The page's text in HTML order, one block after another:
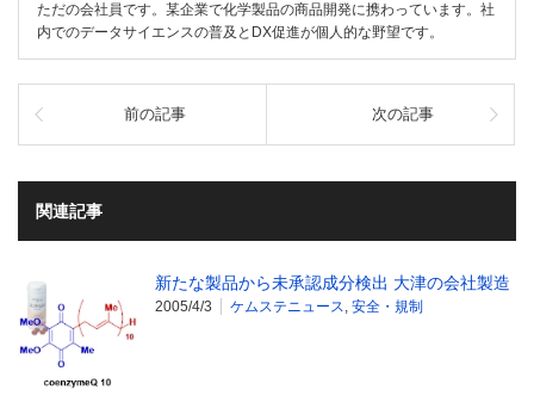
ただの会社員です。某企業で化学製品の商品開発に携わっています。社
内でのデータサイエンスの普及とDX促進が個人的な野望です。
前の記事 次の記事
関連記事
新たな製品から未承認成分検出 大津の会社製造
2005/4/3 ケムステニュース, 安全・規制